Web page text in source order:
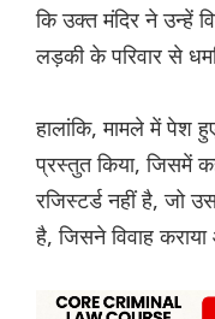
कि उक्त मंदिर ने उन्हें
लड़की के परिवार से
हालांकि, मामले में पेश
प्रस्तुत किया, जिसमें
रजिस्टर्ड नहीं है, जो
है, जिसने विवाह